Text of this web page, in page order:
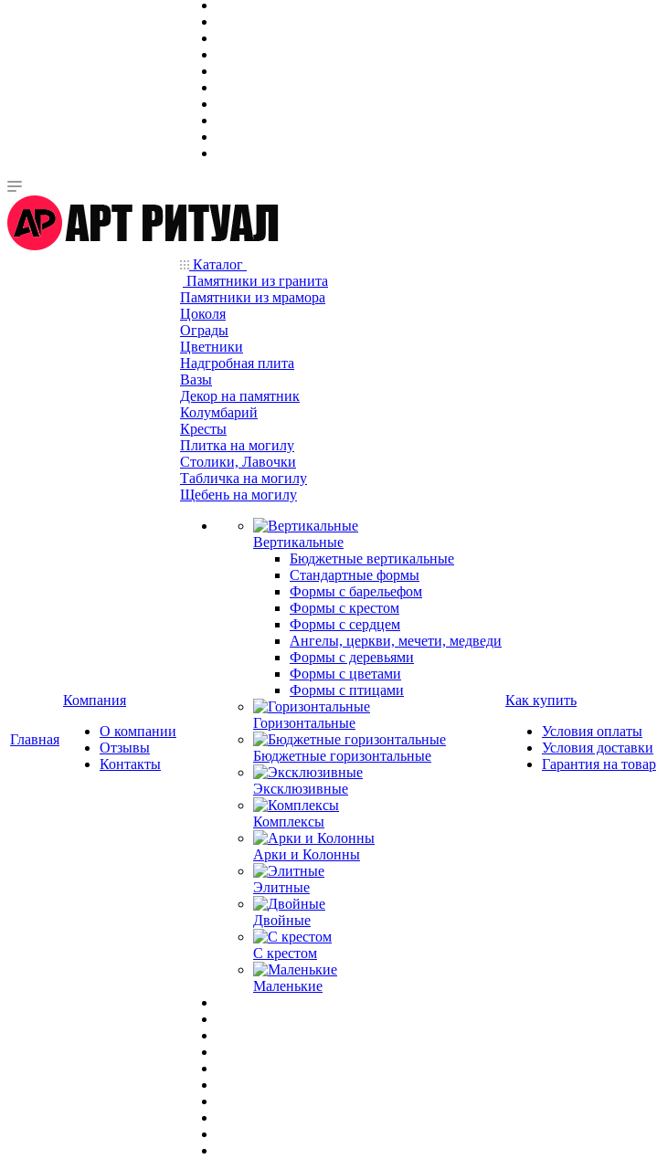
Главная
Компания
О компании
Отзывы
Контакты
Каталог
Памятники из гранита
Памятники из мрамора
Цоколя
Ограды
Цветники
Надгробная плита
Вазы
Декор на памятник
Колумбарий
Кресты
Плитка на могилу
Столики, Лавочки
Табличка на могилу
Щебень на могилу
Вертикальные
Бюджетные вертикальные
Стандартные формы
Формы с барельефом
Формы с крестом
Формы с сердцем
Ангелы, церкви, мечети, медведи
Формы с деревьями
Формы с цветами
Формы с птицами
Горизонтальные
Бюджетные горизонтальные
Эксклюзивные
Комплексы
Арки и Колонны
Элитные
Двойные
С крестом
Маленькие
Как купить
Условия оплаты
Условия доставки
Гарантия на товар